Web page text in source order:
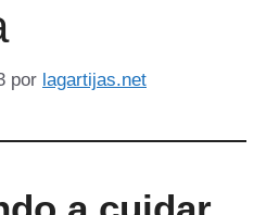
por lagartijas.net